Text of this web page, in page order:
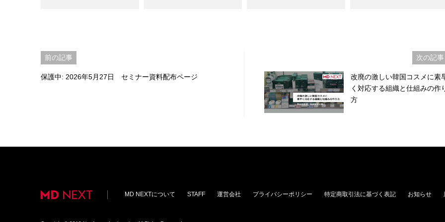
投
稿
ー
ン
前の記事
保護中: 2026年5月27日 セミナー資料配布ページ
次の記事
改廃の激しい韓国コスメに素
く対応する組織と仕組みの作
方
MD NEXTについて STAFF 運営会社 プライバシーポリシー 特定商取引法に基づく表記 お知らせ